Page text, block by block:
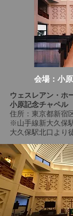
会場：小
ウェスレアン・ホ
小原記念チャペル
住所：東京都新宿
※山手線新大久保
大久保駅北口より